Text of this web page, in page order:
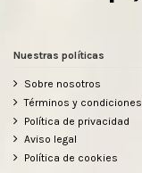
Nuestras políticas
Sobre nosotros
Términos y condiciones
Política de privacidad
Aviso legal
Política de cookies